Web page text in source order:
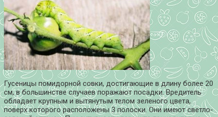
Гусеницы помидорной совки, достигающие в длину более 20
см, в большинстве случаев поражают посадки. Вредитель
обладает крупным и вытянутым телом зеленого цвета,
поверх которого расположены 3 полоски. Они имеют светло-